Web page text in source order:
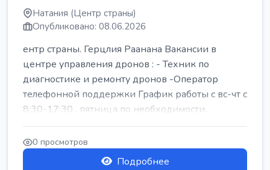
Натания (Центр страны)
Опубликовано: 08.06.2026
ентр страны. Герцлия Раанана Вакансии в
центре управления дронов : - Техник по
диагностике и ремонту дронов -Оператор
телефонной поддержки График работы с вс-чт с
8:30-17:30 , пятница по необходимости...
0 просмотров
Подробнее